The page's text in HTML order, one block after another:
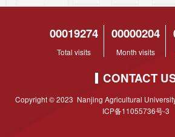
00019274
Total visits
00000204
Month visits
CONTACT
Copyright © 2023 Nanjing Agricultural
ICP备11055736号-3